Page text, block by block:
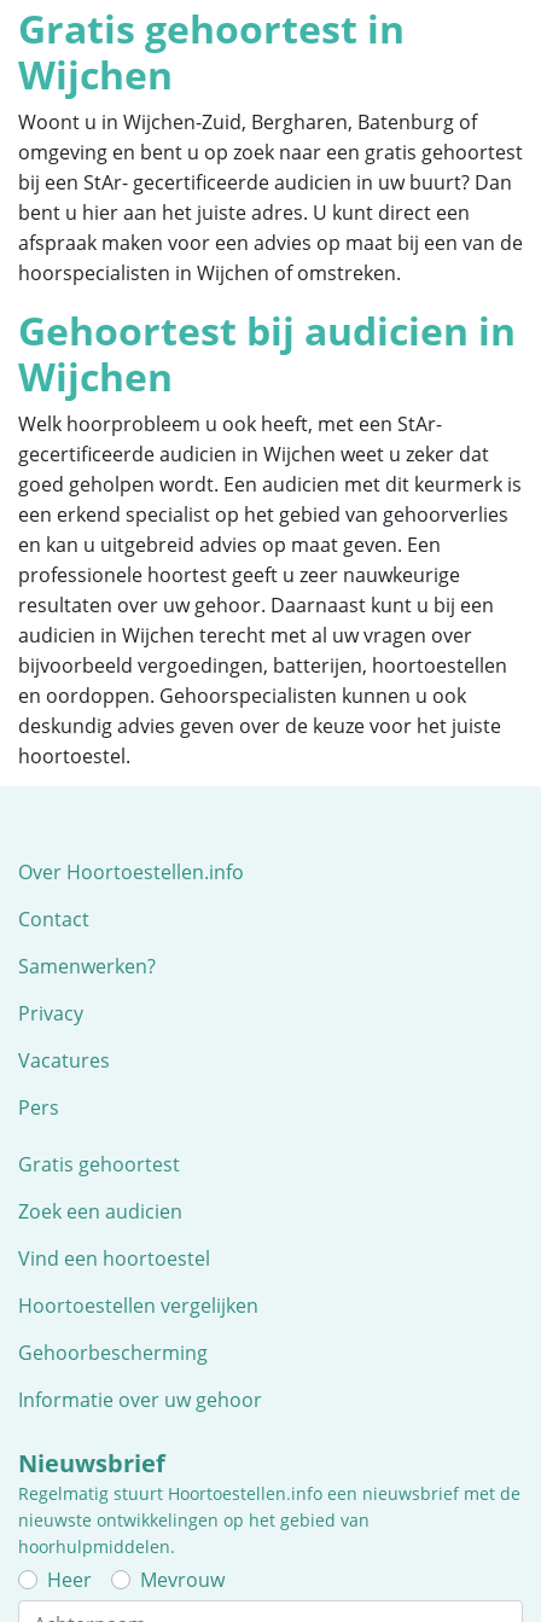
Gratis gehoortest in
Wijchen
Woont u in Wijchen-Zuid, Bergharen, Batenburg of
omgeving en bent u op zoek naar een gratis gehoortest
bij een StAr- gecertificeerde audicien in uw buurt? Dan
bent u hier aan het juiste adres. U kunt direct een
afspraak maken voor een advies op maat bij een van de
hoorspecialisten in Wijchen of omstreken.
Gehoortest bij audicien in
Wijchen
Welk hoorprobleem u ook heeft, met een StAr-
gecertificeerde audicien in Wijchen weet u zeker dat
goed geholpen wordt. Een audicien met dit keurmerk is
een erkend specialist op het gebied van gehoorverlies
en kan u uitgebreid advies op maat geven. Een
professionele hoortest geeft u zeer nauwkeurige
resultaten over uw gehoor. Daarnaast kunt u bij een
audicien in Wijchen terecht met al uw vragen over
bijvoorbeeld vergoedingen, batterijen, hoortoestellen
en oordoppen. Gehoorspecialisten kunnen u ook
deskundig advies geven over de keuze voor het juiste
hoortoestel.
Over Hoortoestellen.info
Contact
Samenwerken?
Privacy
Vacatures
Pers
Gratis gehoortest
Zoek een audicien
Vind een hoortoestel
Hoortoestellen vergelijken
Gehoorbescherming
Informatie over uw gehoor
Nieuwsbrief
Regelmatig stuurt Hoortoestellen.info een nieuwsbrief met de
nieuwste ontwikkelingen op het gebied van
hoorhulpmiddelen.
Heer Mevrouw